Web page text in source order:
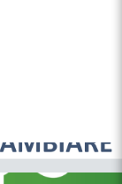
CALORE